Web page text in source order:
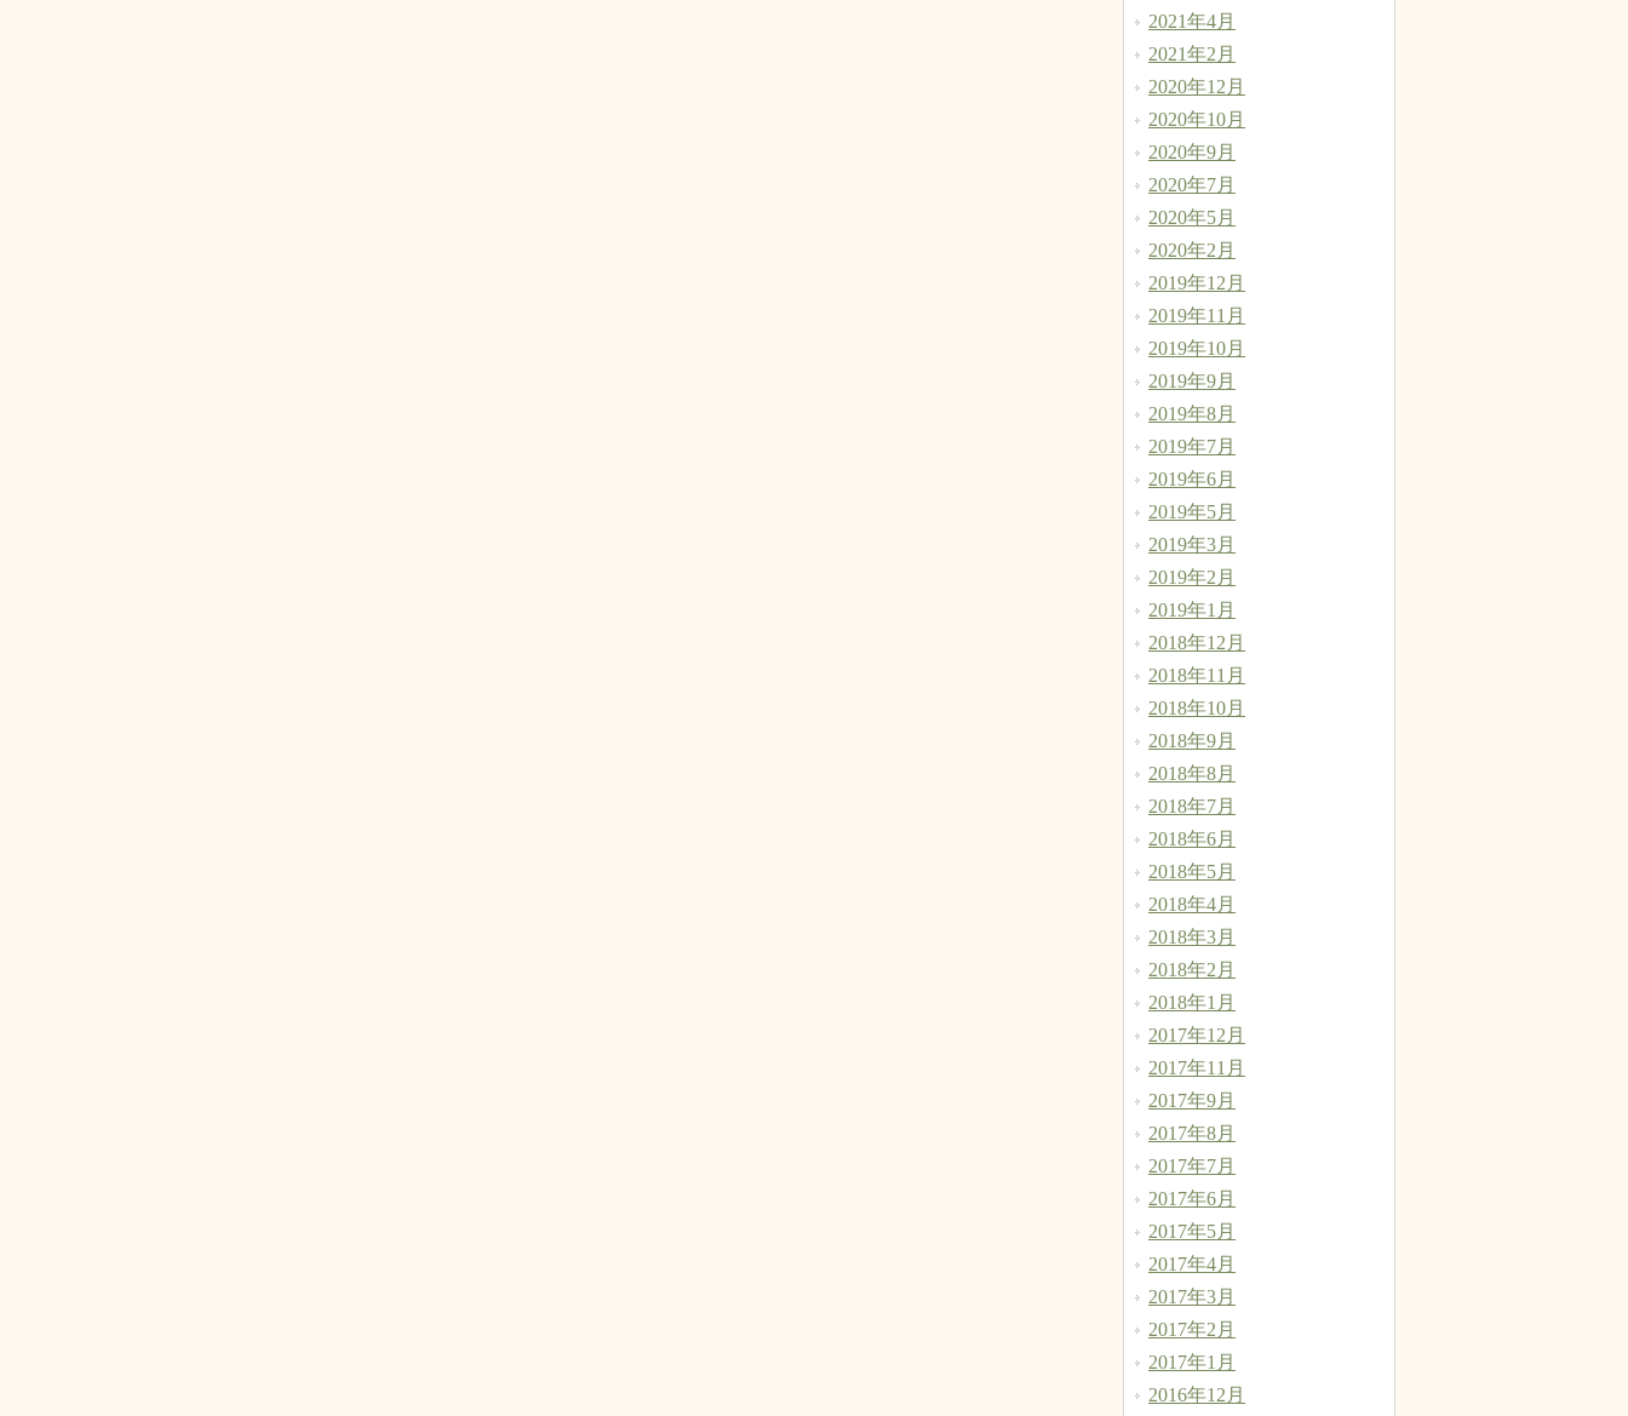
2021年4月
2021年2月
2020年12月
2020年10月
2020年9月
2020年7月
2020年5月
2020年2月
2019年12月
2019年11月
2019年10月
2019年9月
2019年8月
2019年7月
2019年6月
2019年5月
2019年3月
2019年2月
2019年1月
2018年12月
2018年11月
2018年10月
2018年9月
2018年8月
2018年7月
2018年6月
2018年5月
2018年4月
2018年3月
2018年2月
2018年1月
2017年12月
2017年11月
2017年9月
2017年8月
2017年7月
2017年6月
2017年5月
2017年4月
2017年3月
2017年2月
2017年1月
2016年12月